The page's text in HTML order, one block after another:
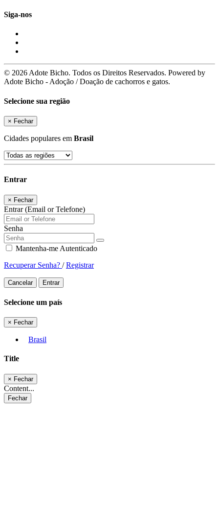
Siga-nos
© 2026 Adote Bicho. Todos os Direitos Reservados. Powered by
Adote Bicho - Adoção / Doação de cachorros e gatos.
Selecione sua região
× Fechar
Cidades populares em Brasil
Entrar
× Fechar
Entrar (Email or Telefone)
Senha
Mantenha-me Autenticado
Recuperar Senha? /Registrar
Cancelar Entrar
Selecione um país
× Fechar
Brasil
Title
× Fechar
Content...
Fechar